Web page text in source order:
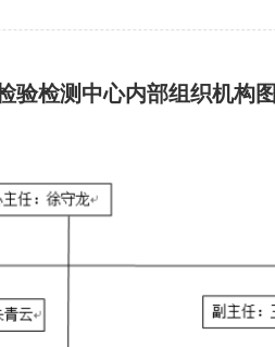
验检测中心内部组织机构图